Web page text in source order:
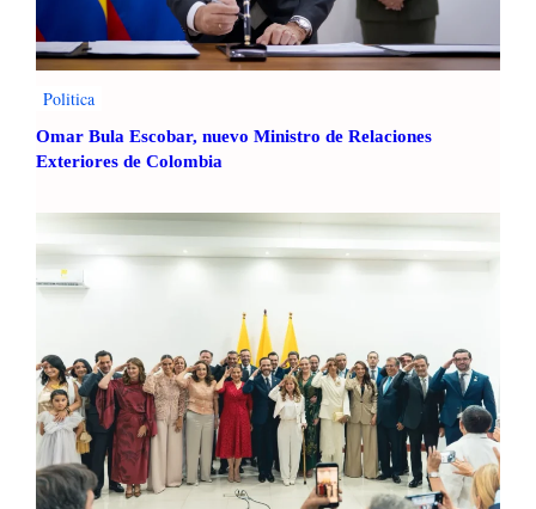
Politica
Omar Bula Escobar, nuevo Ministro de Relaciones
Exteriores de Colombia